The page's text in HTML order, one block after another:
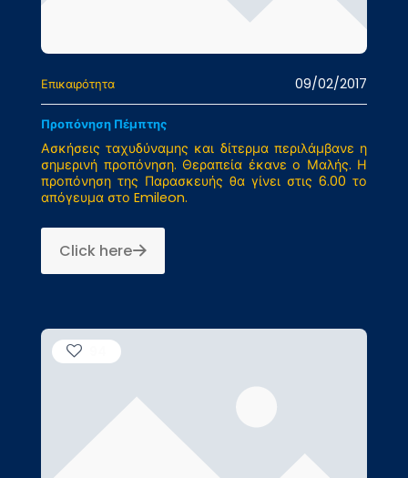
Επικαιρότητα 09/02/2017
Προπόνηση Πέμπτης
Ασκήσεις ταχυδύναμης και δίτερμα περιλάμβανε η
σημερινή προπόνηση. Θεραπεία έκανε ο Μαλής. Η
προπόνηση της Παρασκευής θα γίνει στις 6.00 το
απόγευμα στο Emileon.
Click here